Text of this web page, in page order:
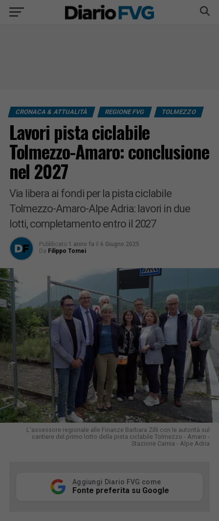
CRONACA & ATTUALITÀ REGIONE FVG TOLMEZZO
Lavori pista ciclabile
Tolmezzo-Amaro: conclusione
nel 2027
Via libera ai fondi per la pista ciclabile
Tolmezzo-Amaro-Alpe Adria: lavori in due
lotti, completamento entro il 2027
Pubblicato 1 anno fa il 6 Giugno 2025
Da Filippo Tomei
L'assessore regionale alle Finanze Barbara Zilli con le autorità sul
cantiere del primo lotto della pista ciclabile Tolmezzo - Amaro -
Stazione Carnia - Alpe Adria
Aggiungi Diario FVG come
Fonte preferita su Google